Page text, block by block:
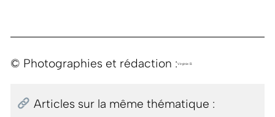
© Photographies et rédaction :Virginie B.
Articles sur la même thématique :